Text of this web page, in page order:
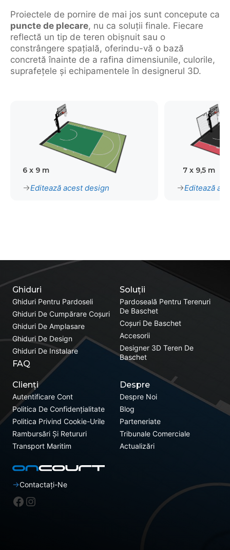
Proiectele de pornire de mai jos sunt concepute ca
puncte de plecare, nu ca soluții finale. Fiecare
reflectă un tip de teren obișnuit sau o
constrângere spațială, oferindu-vă o bază
concretă înainte de a rafina dimensiunile, culorile,
suprafețele și echipamentele în designerul 3D.
6 x 9 m
Editează acest design
7 x 9,5 m
Editează
Soluții
Pardoseală Pentru Terenuri
De Baschet
Coșuri De Baschet
Accesorii
Designer 3D Teren De
Baschet
Ghiduri
Ghiduri Pentru Pardoseli
Ghiduri De Cumpărare Coșuri
Ghiduri De Amplasare
Ghiduri De Design
Ghiduri De Instalare
FAQ
Clienți
Autentificare Cont
Politica De Confidențialitate
Politica Privind Cookie-Urile
Rambursări Și Retururi
Transport Maritim
Despre
Despre Noi
Blog
Parteneriate
Tribunale Comerciale
Actualizări
Contactați-Ne
Facebook
Instagram